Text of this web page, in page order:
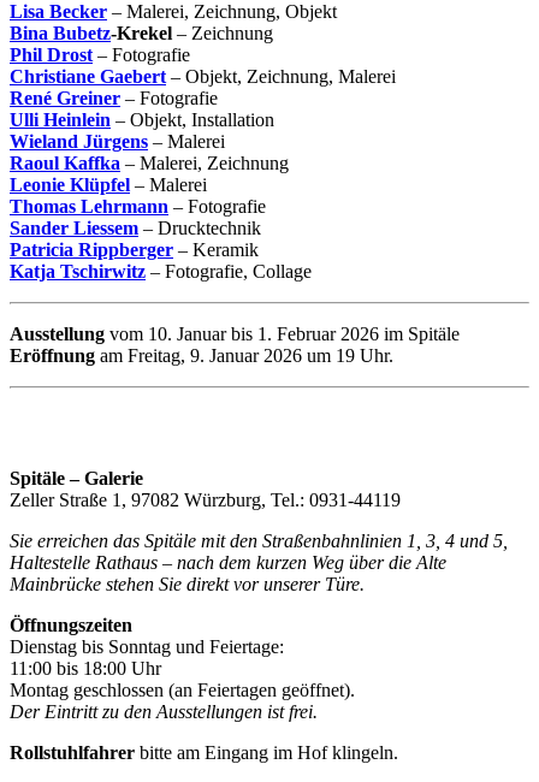
Lisa Becker – Malerei, Zeichnung, Objekt
Bina Bubetz-Krekel – Zeichnung
Phil Drost – Fotografie
Christiane Gaebert – Objekt, Zeichnung, Malerei
René Greiner – Fotografie
Ulli Heinlein – Objekt, Installation
Wieland Jürgens – Malerei
Raoul Kaffka – Malerei, Zeichnung
Leonie Klüpfel – Malerei
Thomas Lehrmann – Fotografie
Sander Liessem – Drucktechnik
Patricia Rippberger – Keramik
Katja Tschirwitz – Fotografie, Collage
Ausstellung vom 10. Januar bis 1. Februar 2026 im Spitäle
Eröffnung am Freitag, 9. Januar 2026 um 19 Uhr.
Spitäle – Galerie
Zeller Straße 1, 97082 Würzburg, Tel.: 0931-44119
Sie erreichen das Spitäle mit den Straßenbahnlinien 1, 3, 4 und 5,
Haltestelle Rathaus – nach dem kurzen Weg über die Alte
Mainbrücke stehen Sie direkt vor unserer Türe.
Öffnungszeiten
Dienstag bis Sonntag und Feiertage:
11:00 bis 18:00 Uhr
Montag geschlossen (an Feiertagen geöffnet).
Der Eintritt zu den Ausstellungen ist frei.
Rollstuhlfahrer bitte am Eingang im Hof klingeln.